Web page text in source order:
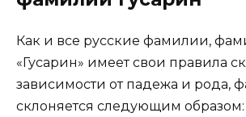
Как и все русские фамилии,
«Гусарин» имеет свои правила
зависимости от падежа и рода,
склоняется следующим образом: